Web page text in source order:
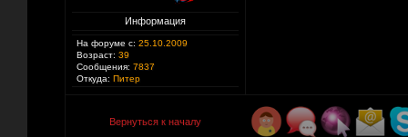
Информация
На форуме с: 25.10.2009
Возраст: 39
Сообщения: 7837
Откуда: Питер
Вернуться к началу